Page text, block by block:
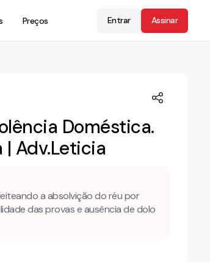
Preços Entrar Assinar
Doméstica.
Adv.Leticia
a absolvição do réu por
das provas e ausência de dolo